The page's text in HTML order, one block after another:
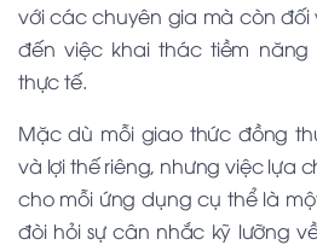
với các chuyên gia mà còn đối
đến việc khai thác tiềm năng
thực tế.
Mặc dù mỗi giao thức đồng
và lợi thế riêng, nhưng việc lựa
cho mỗi ứng dụng cụ thể là
đòi hỏi sự cân nhắc kỹ lưỡng